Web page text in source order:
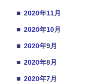
■ 2020年11月
■ 2020年10月
■ 2020年9月
■ 2020年8月
■ 2020年7月